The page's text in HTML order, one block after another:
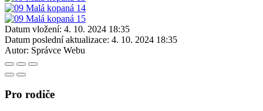
Datum vložení: 4. 10. 2024 18:35
Datum poslední aktualizace: 4. 10. 2024 18:35
Autor: Správce Webu
Pro rodiče